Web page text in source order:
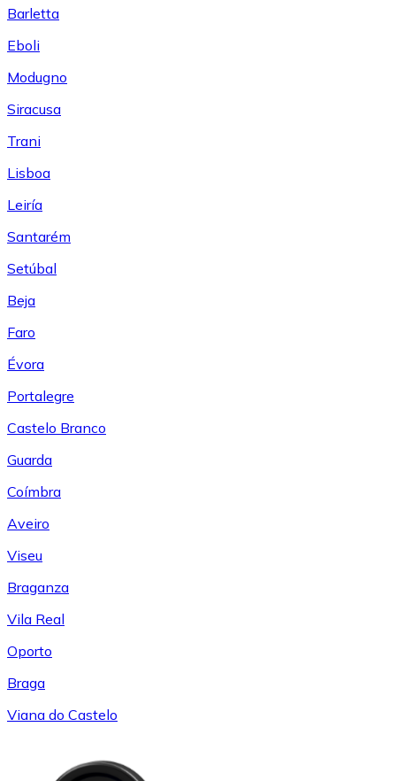
Barletta
Eboli
Modugno
Siracusa
Trani
Lisboa
Leiría
Santarém
Setúbal
Beja
Faro
Évora
Portalegre
Castelo Branco
Guarda
Coímbra
Aveiro
Viseu
Braganza
Vila Real
Oporto
Braga
Viana do Castelo